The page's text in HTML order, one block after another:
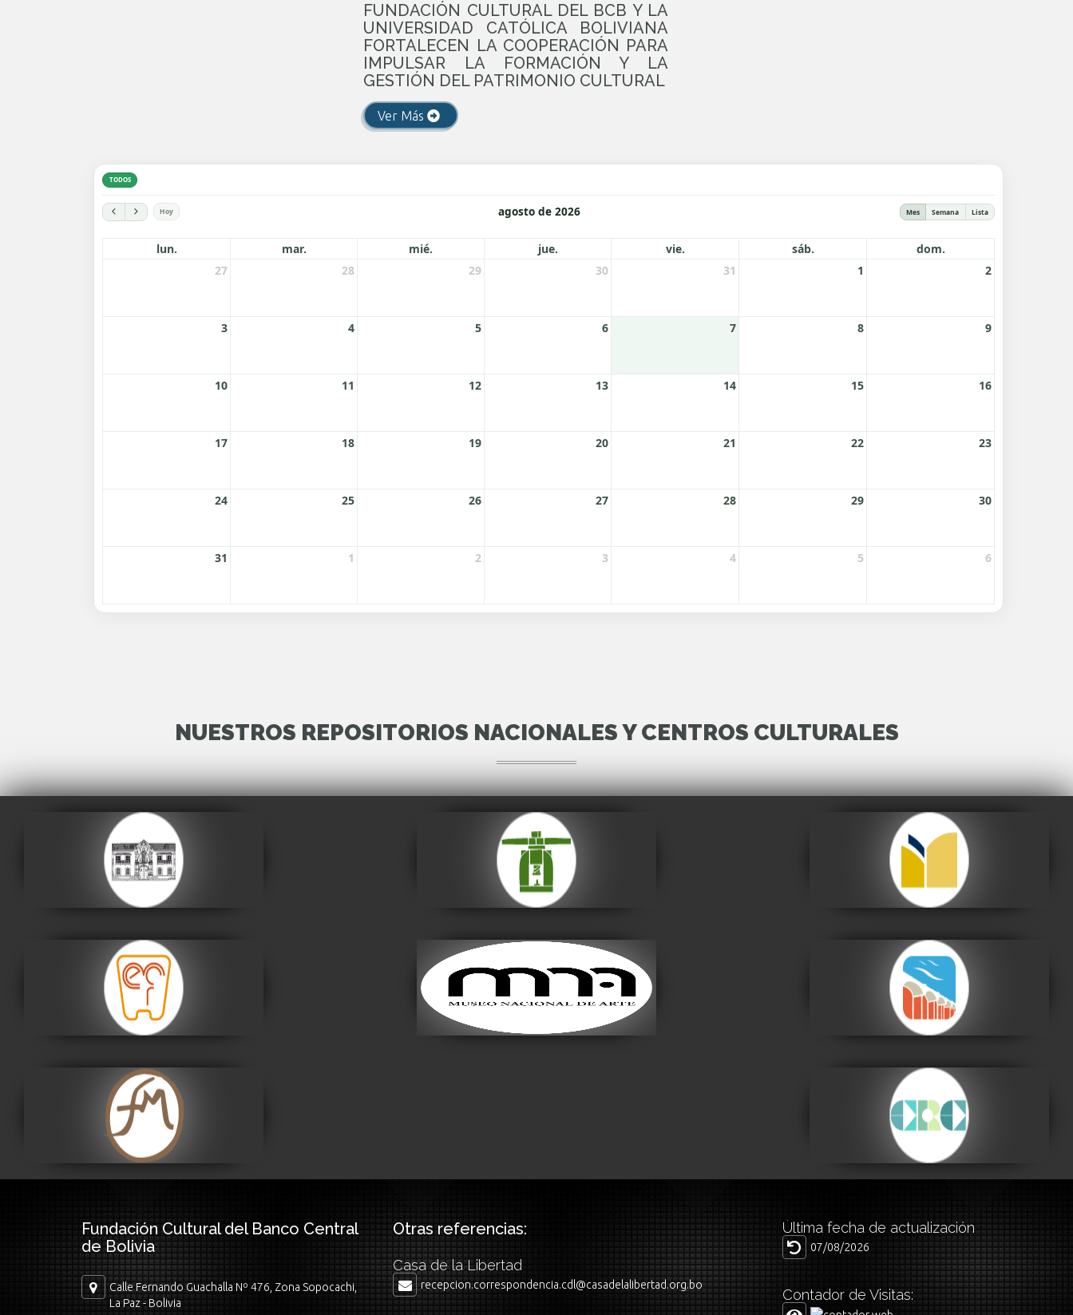
FUNDACIÓN CULTURAL DEL BCB Y LA
UNIVERSIDAD CATÓLICA BOLIVIANA
FORTALECEN LA COOPERACIÓN PARA
IMPULSAR LA FORMACIÓN Y LA
GESTIÓN DEL PATRIMONIO CULTURAL
Ver Más
NUESTROS REPOSITORIOS NACIONALES Y CENTROS CULTURALES
Casa de la Libertad
Visitar
Casa Nacional de
Moneda
Visitar
Archivo y Biblioteca
Nacionales de Bolivia
Museo Nacional de
Etnografía y Folklore
Visitar
Museo Nacional de
Arte
Centro de la Cultura
Plurinacional
Visitar
Museo Fernando
Montes
Centro de la
Revolución Cultural
Fundación Cultural del Banco Central
de Bolivia
Calle Fernando Guachalla Nº 476, Zona Sopocachi,
La Paz - Bolivia
Otras referencias:
Casa de la Libertad
recepcion.correspondencia.cdl@casadelalibertad.org.bo
Última fecha de actualización
07/08/2026
Contador de Visitas: